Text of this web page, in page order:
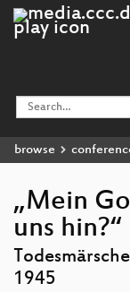
browse
„Mein
uns hin?“
1945